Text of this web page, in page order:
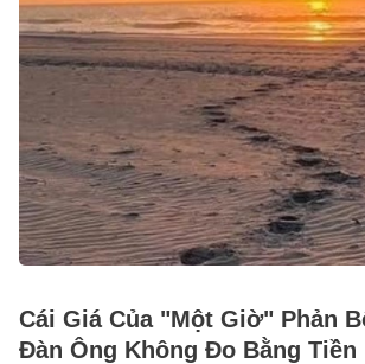
Cái Giá Của "Một Giờ" Phản
Đàn Ông Không Đo Bằng Tiền